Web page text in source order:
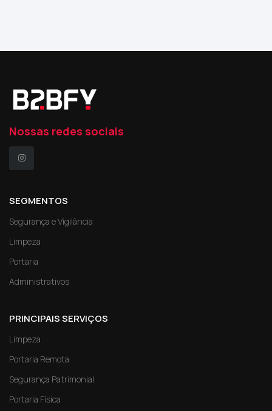
Nossas redes sociais
SEGMENTOS
Segurança e Vigilância
Limpeza
Portaria
Administrativos
PRINCIPAIS SERVIÇOS
Limpeza
Portaria Remota
Segurança Patrimonial
Portaria Física